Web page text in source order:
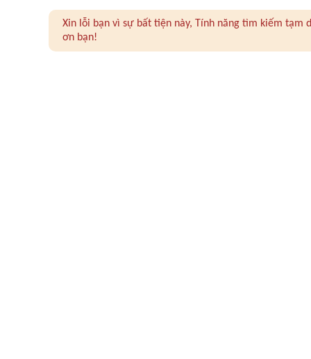
Xin lỗi bạn vì sự bất tiện này, Tính năng tìm kiếm
ơn bạn!